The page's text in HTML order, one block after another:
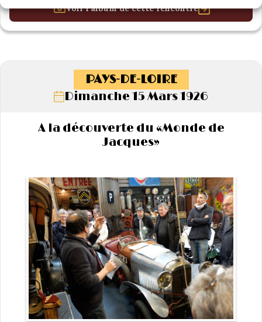
Voir l'album de cette rencontre
PAYS-DE-LOIRE
Dimanche 15 Mars 1926
A la découverte du «Monde de
Jacques»